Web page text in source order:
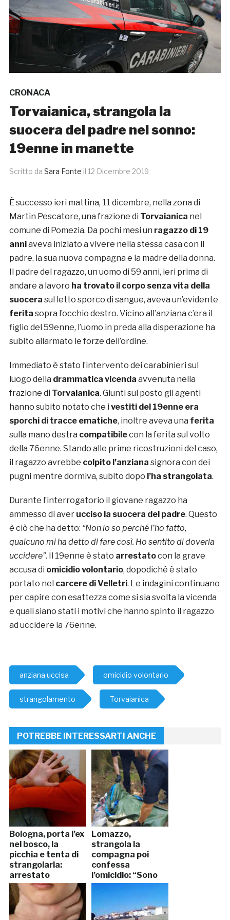
CRONACA
Torvaianica, strangola la
suocera del padre nel sonno:
19enne in manette
Scritto da Sara Fonte il 12 Dicembre 2019
È successo ieri mattina, 11 dicembre, nella zona di
Martin Pescatore, una frazione di Torvaianica nel
comune di Pomezia. Da pochi mesi un ragazzo di 19
anniaveva iniziato a vivere nella stessa casa con il
padre, la sua nuova compagna e la madre della donna.
Il padre del ragazzo, un uomo di 59 anni, ieri prima di
andare a lavoro ha trovato il corpo senza vita della
suocera sul letto sporco di sangue, aveva un’evidente
ferita sopra l’occhio destro. Vicino all’anziana c’era il
figlio del 59enne, l’uomo in preda alla disperazione ha
subito allarmato le forze dell’ordine.
Immediato è stato l’intervento dei carabinieri sul
luogo della drammatica vicenda avvenuta nella
frazione di Torvaianica. Giunti sul posto gli agenti
hanno subito notato che i vestiti del 19enne era
sporchi di tracce ematiche, inoltre aveva una ferita
sulla mano destra compatibilecon la ferita sul volto
della 76enne. Stando alle prime ricostruzioni del caso,
il ragazzo avrebbe colpito l’anziana signora con dei
pugni mentre dormiva, subito dopo l’ha strangolata.
Durante l’interrogatorio il giovane ragazzo ha
ammesso di aver ucciso la suocera del padre. Questo
è ciò che ha detto: “Non lo so perché l’ho fatto,
qualcuno mi ha detto di fare così. Ho sentito di doverla
uccidere”.
Il 19enne è stato arrestatocon la grave
accusa di omicidio volontario, dopodiché è stato
portato nel carcere di Velletri. Le indagini continuano
per capire con esattezza come si sia svolta la vicenda
e quali siano stati i motivi che hanno spinto il ragazzo
ad uccidere la 76enne.
anziana uccisa omicidio volontario
strangolamento Torvaianica
POTREBBE INTERESSARTI ANCHE
Bologna, porta l’ex
nel bosco, la
picchia e tenta di
strangolarla:
arrestato
Lomazzo,
strangola la
compagna poi
confessa
l’omicidio: “Sono
stato io”